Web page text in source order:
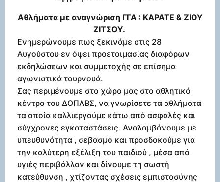
Αθλήματα με αναγνώριση ΓΓΑ : ΚΑΡΑΤΕ & ΖΙΟΥ
ΖΙΤΣΟΥ.
Ενημερώνουμε πως ξεκινάμε στις 28
Αυγούστου εν όψει προετοιμασίας διαφόρων
εκδηλώσεων και συμμετοχής σε επίσημα
αγωνιστικά τουρνουά.
Σας περιμένουμε στο χώρο μας στο αθλητικό
κέντρο του ΔΟΠΑΒΣ, να γνωρίσετε τα αθλήματα
τα οποία καλλιεργούμε κάτω από ασφαλές και
σύγχρονες εγκαταστάσεις. Αναλαμβάνουμε με
υπευθυνότητα , σεβασμό και προσδοκούμε για
την καλύτερη εξέλιξη του παιδιού , μέσα από
υγιές περιβάλλον και δίνουμε τη σωστή
κατεύθυνση , χτίζοντας σχέσεις εμπιστοσύνης